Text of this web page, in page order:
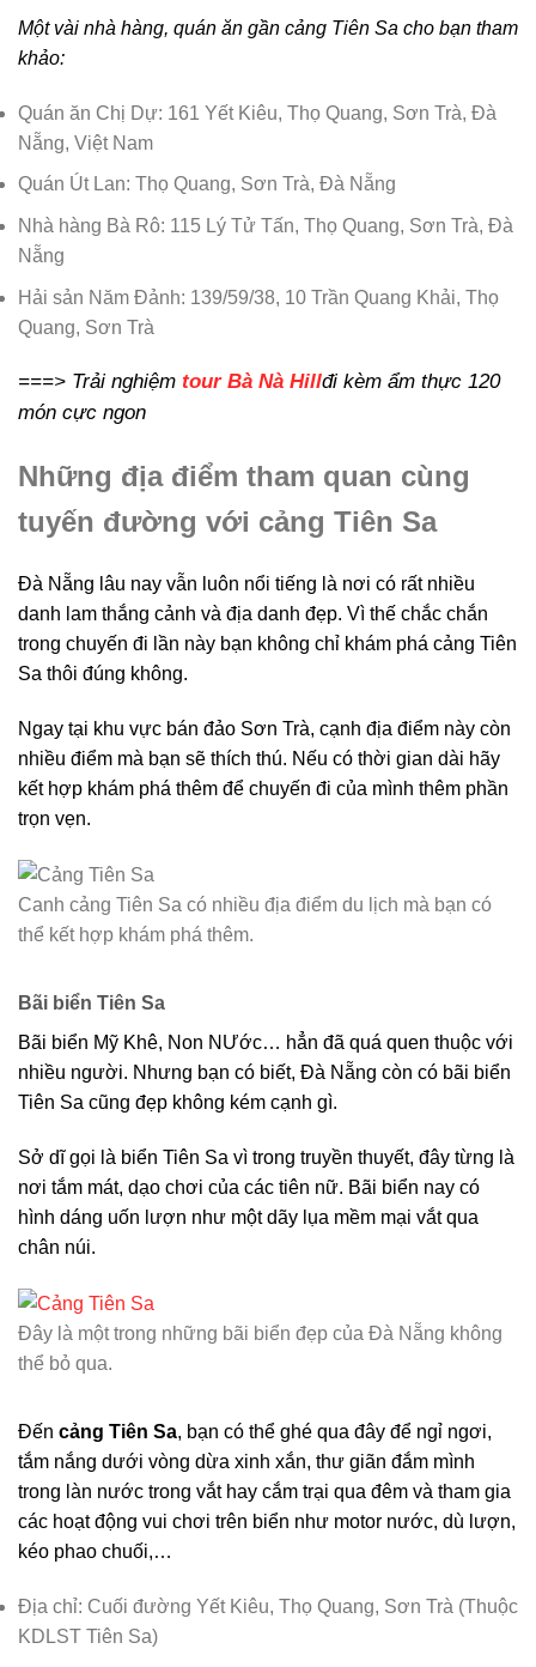
Một vài nhà hàng, quán ăn gần cảng Tiên Sa cho bạn tham
khảo:
Quán ăn Chị Dự: 161 Yết Kiêu, Thọ Quang, Sơn Trà, Đà
Nẵng, Việt Nam
Quán Út Lan: Thọ Quang, Sơn Trà, Đà Nẵng
Nhà hàng Bà Rô: 115 Lý Tử Tấn, Thọ Quang, Sơn Trà, Đà
Nẵng
Hải sản Năm Đảnh: 139/59/38, 10 Trần Quang Khải, Thọ
Quang, Sơn Trà
===> Trải nghiệm tour Bà Nà Hillđi kèm ẩm thực 120
món cực ngon
Những địa điểm tham quan cùng
tuyến đường với cảng Tiên Sa
Đà Nẵng lâu nay vẫn luôn nổi tiếng là nơi có rất nhiều
danh lam thắng cảnh và địa danh đẹp. Vì thế chắc chắn
trong chuyến đi lần này bạn không chỉ khám phá cảng Tiên
Sa thôi đúng không.
Ngay tại khu vực bán đảo Sơn Trà, cạnh địa điểm này còn
nhiều điểm mà bạn sẽ thích thú. Nếu có thời gian dài hãy
kết hợp khám phá thêm để chuyến đi của mình thêm phần
trọn vẹn.
Canh cảng Tiên Sa có nhiều địa điểm du lịch mà bạn có
thể kết hợp khám phá thêm.
Bãi biển Tiên Sa
Bãi biển Mỹ Khê, Non NƯớc… hẳn đã quá quen thuộc với
nhiều người. Nhưng bạn có biết, Đà Nẵng còn có bãi biển
Tiên Sa cũng đẹp không kém cạnh gì.
Sở dĩ gọi là biển Tiên Sa vì trong truyền thuyết, đây từng là
nơi tắm mát, dạo chơi của các tiên nữ. Bãi biển nay có
hình dáng uốn lượn như một dãy lụa mềm mại vắt qua
chân núi.
Đây là một trong những bãi biển đẹp của Đà Nẵng không
thể bỏ qua.
Đến cảng Tiên Sa, bạn có thể ghé qua đây để ngỉ ngơi,
tắm nắng dưới vòng dừa xinh xắn, thư giãn đắm mình
trong làn nước trong vắt hay cắm trại qua đêm và tham gia
các hoạt động vui chơi trên biển như motor nước, dù lượn,
kéo phao chuối,…
Địa chỉ: Cuối đường Yết Kiêu, Thọ Quang, Sơn Trà (Thuộc
KDLST Tiên Sa)